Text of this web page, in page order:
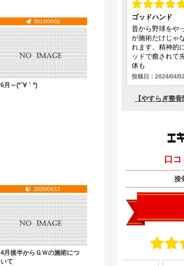
2014/06/02
6月～(*´∀｀*)
2026/04/13
4月後半からＧＷの施術につ
いて